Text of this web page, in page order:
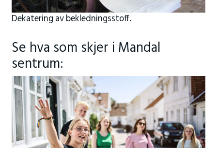
Dekatering av bekledningsstoff.
Se hva som skjer i Mandal
sentrum: